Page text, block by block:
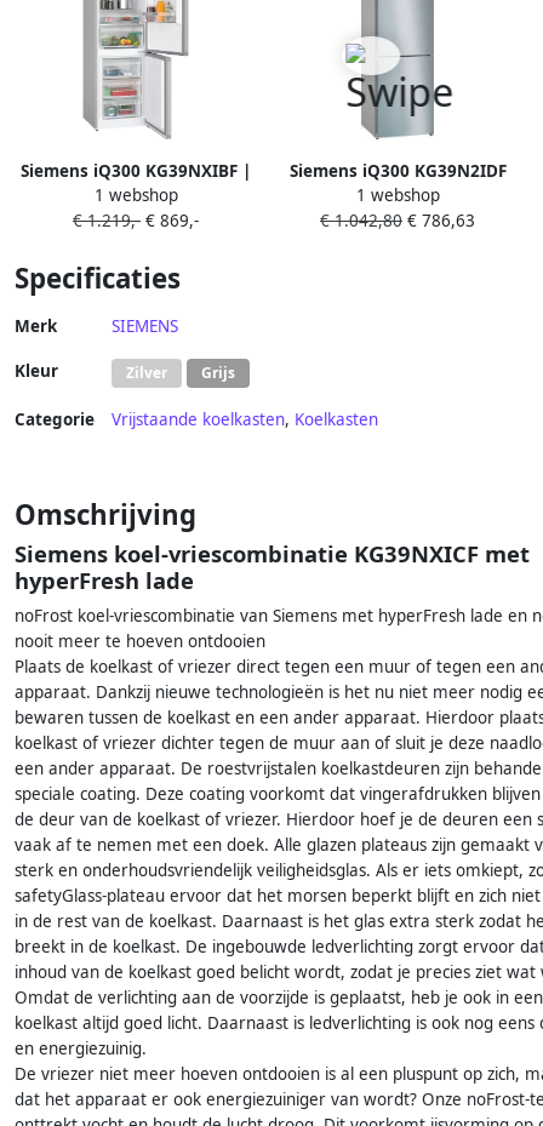
Siemens iQ300 KG39NXIBF |
Koel-vriescombinaties met
vriezer ondera |
1 webshop
€ 1.219,- € 869,-
Siemens iQ300 KG39N2IDF
koel-vriescombinatie
Vrijstaand 363 l D
1 webshop
€ 1.042,80 € 786,63
Specificaties
Merk SIEMENS
Kleur Zilver Grijs
Categorie Vrijstaande koelkasten, Koelkasten
Omschrijving
Siemens koel-vriescombinatie KG39NXICF met
hyperFresh lade
noFrost koel-vriescombinatie van Siemens met hyperFresh lade en
nooit meer te hoeven ontdooien
Plaats de koelkast of vriezer direct tegen een muur of tegen een
apparaat. Dankzij nieuwe technologieën is het nu niet meer nodig
bewaren tussen de koelkast en een ander apparaat. Hierdoor
koelkast of vriezer dichter tegen de muur aan of sluit je deze
een ander apparaat. De roestvrijstalen koelkastdeuren zijn
speciale coating. Deze coating voorkomt dat vingerafdrukken
de deur van de koelkast of vriezer. Hierdoor hoef je de deuren een
vaak af te nemen met een doek. Alle glazen plateaus zijn gemaakt
sterk en onderhoudsvriendelijk veiligheidsglas. Als er iets omkiept,
safetyGlass-plateau ervoor dat het morsen beperkt blijft en zich
in de rest van de koelkast. Daarnaast is het glas extra sterk zodat
breekt in de koelkast. De ingebouwde ledverlichting zorgt ervoor
inhoud van de koelkast goed belicht wordt, zodat je precies ziet
Omdat de verlichting aan de voorzijde is geplaatst, heb je ook in
koelkast altijd goed licht. Daarnaast is ledverlichting is ook nog eens
en energiezuinig.
De vriezer niet meer hoeven ontdooien is al een pluspunt op zich,
dat het apparaat er ook energiezuiniger van wordt? Onze noFrost-